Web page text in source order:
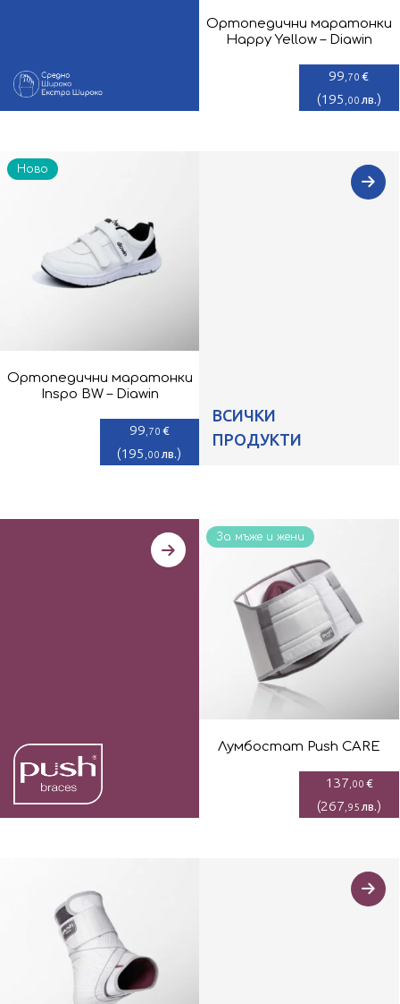
Ортопедични маратонки
Happy Yellow – Diawin
99 ,70 €
(195 ,00 лв.)
Ортопедични маратонки
Inspo BW – Diawin
99 ,70 €
(195 ,00 лв.)
Ново
ВСИЧКИ
ПРОДУКТИ
Лумбостaт Push CARE
137 ,00 €
(267 ,95 лв.)
За мъже и жени